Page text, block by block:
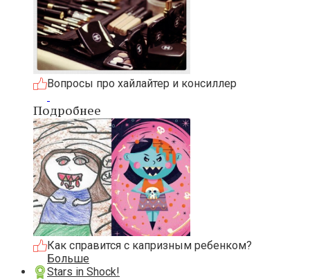
Вопросы про хайлайтер и консиллер
Подробнее
Как справится с капризным ребенком?
Больше
Stars in Shock!